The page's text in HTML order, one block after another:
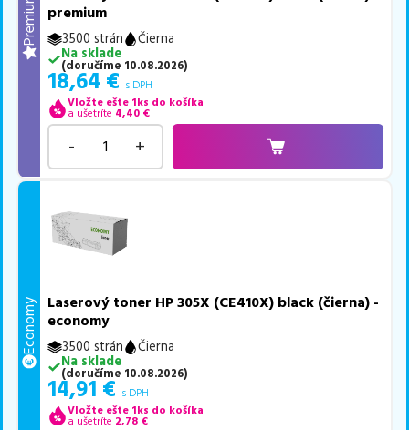
Premium
premium
3500 strán
Čierna
Na sklade
(doručíme 10.08.2026)
18,64 € s DPH
Vložte ešte 1ks do košíka
a ušetríte 4,40 €
- +
Economy
Laserový toner HP 305X (CE410X) black (čierna) -
economy
3500 strán
Čierna
Na sklade
(doručíme 10.08.2026)
14,91 € s DPH
Vložte ešte 1ks do košíka
a ušetríte 2,78 €